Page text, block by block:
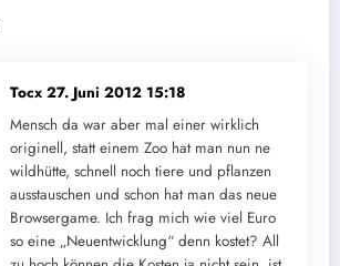
Tocx 27. Juni 2012 15:18
Mensch da war aber mal einer wirklich
originell, statt einem Zoo hat man nun ne
wildhütte, schnell noch tiere und pflanzen
ausstauschen und schon hat man das neue
Browsergame. Ich frag mich wie viel Euro
so eine „Neuentwicklung“ denn kostet? All